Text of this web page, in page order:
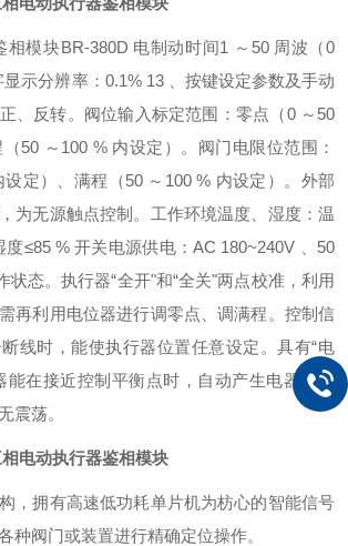
相模块BR-380D 电制动时间1 ～ 50 周波（0
显示分辨率： 0.1% 13
、按键设定参数及手动
、反转。阀位输入标定范围：零点（0 ～ 50
50 ～ 100 % 内设定）。阀门电限位范围：
设定）、满程（50 ～ 100 % 内设定）。外部
为无源触点控制。工作环境温度、湿度：温
度≤85 %开关电源供电：AC 180~240V
50
状态。执行器“全开"和“全关"两点校准，利用
再利用电位器进行调零点、调满程。控制信
线时，能使执行器位置任意设定。具有“电
能在接近控制平衡点时，自动产生电器制动
震荡。
电动执行器鉴相模块
，拥有高速低功耗单片机为枋心的智能信号
种阀门或装置进行精确定位操作。